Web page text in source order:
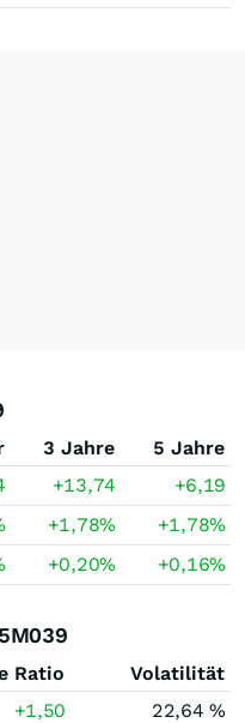
3 Jahre
5 Jahre
+13,74
+6,19
+1,78% +1,78%
+0,20% +0,16%
Ratio
Volatilität
+1,50
22,64 %